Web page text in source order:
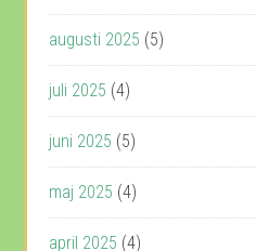
augusti 2025 (5)
juli 2025 (4)
juni 2025 (5)
maj 2025 (4)
april 2025 (4)